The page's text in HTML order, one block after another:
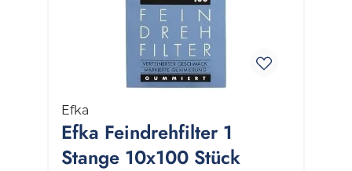
Efka
Efka Feindrehfilter 1
Stange 10x100 Stück